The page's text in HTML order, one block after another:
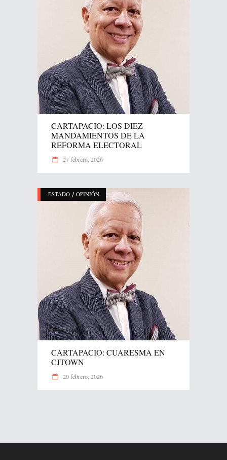
CARTAPACIO: LOS DIEZ
MANDAMIENTOS DE LA
REFORMA ELECTORAL
27 febrero, 2026
ESTADO / OPINIÓN
CARTAPACIO: CUARESMA EN
CJTOWN
20 febrero, 2026